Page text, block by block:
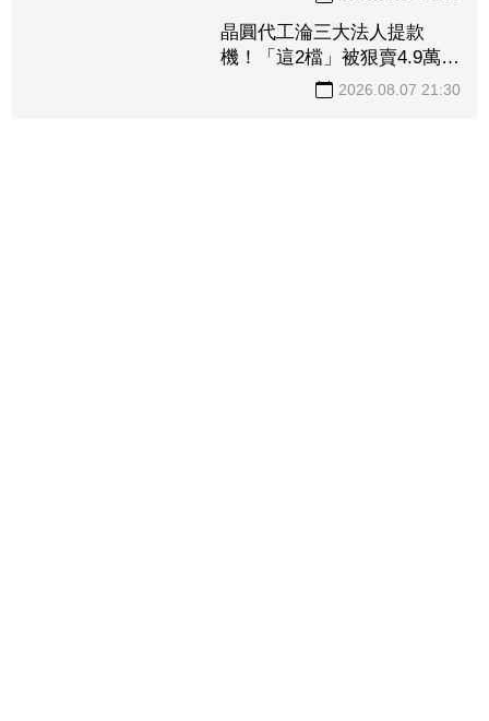
晶圓代工淪三大法人提款
機！「這2檔」被狠賣4.9萬